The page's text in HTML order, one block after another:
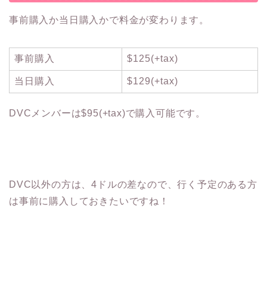
事前購入か当日購入かで料金が変わります。
事前購入 $125(+tax)
当日購入 $129(+tax)
DVCメンバーは$95(+tax)で購入可能です。
DVC以外の方は、4ドルの差なので、行く予定のある方
は事前に購入しておきたいですね！